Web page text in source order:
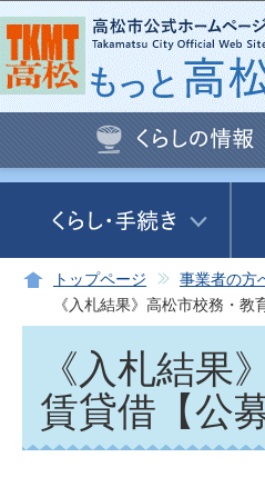
トップページ 事業者の方
《入札結果》高松市校務・
《入札結果
賃貸借【公